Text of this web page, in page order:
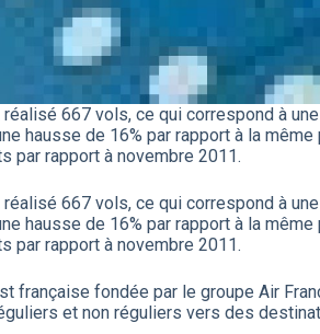
réalisé 667 vols, ce qui correspond à
hausse de 16% par rapport à la
par rapport à novembre 2011.
réalisé 667 vols, ce qui correspond à
hausse de 16% par rapport à la
par rapport à novembre 2011.
française fondée par le groupe Air
et non réguliers vers des